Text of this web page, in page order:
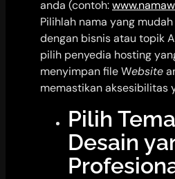
anda (contoh:
Pilihlah nama yang
dengan bisnis atau topik
pilih penyedia hosting
menyimpan file Website
memastikan aksesibilitas
Pilih
Desain